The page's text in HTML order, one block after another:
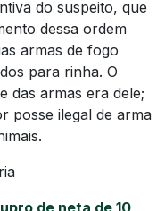
do suspeito, que
dessa ordem
armas de fogo
para rinha. O
das armas era dele;
posse ilegal de arma